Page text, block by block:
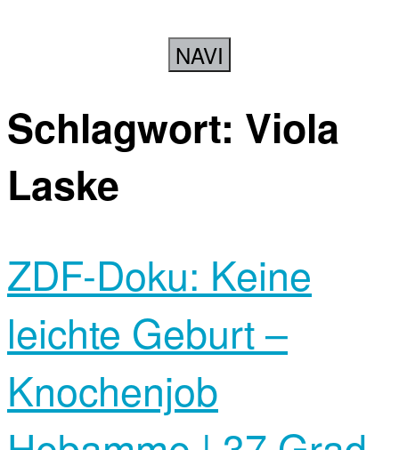
NAVI
Schlagwort: Viola
Laske
ZDF-Doku: Keine
leichte Geburt –
Knochenjob